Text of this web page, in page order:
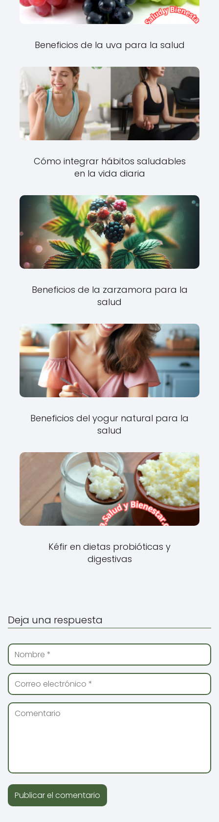
Beneficios de la uva para la salud
Cómo integrar hábitos saludables
en la vida diaria
Beneficios de la zarzamora para la
salud
Beneficios del yogur natural para la
salud
Kéfir en dietas probióticas y
digestivas
Deja una respuesta